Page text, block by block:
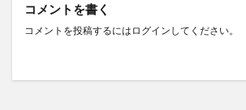
コメントを書く
コメントを投稿するには ログイン してください。